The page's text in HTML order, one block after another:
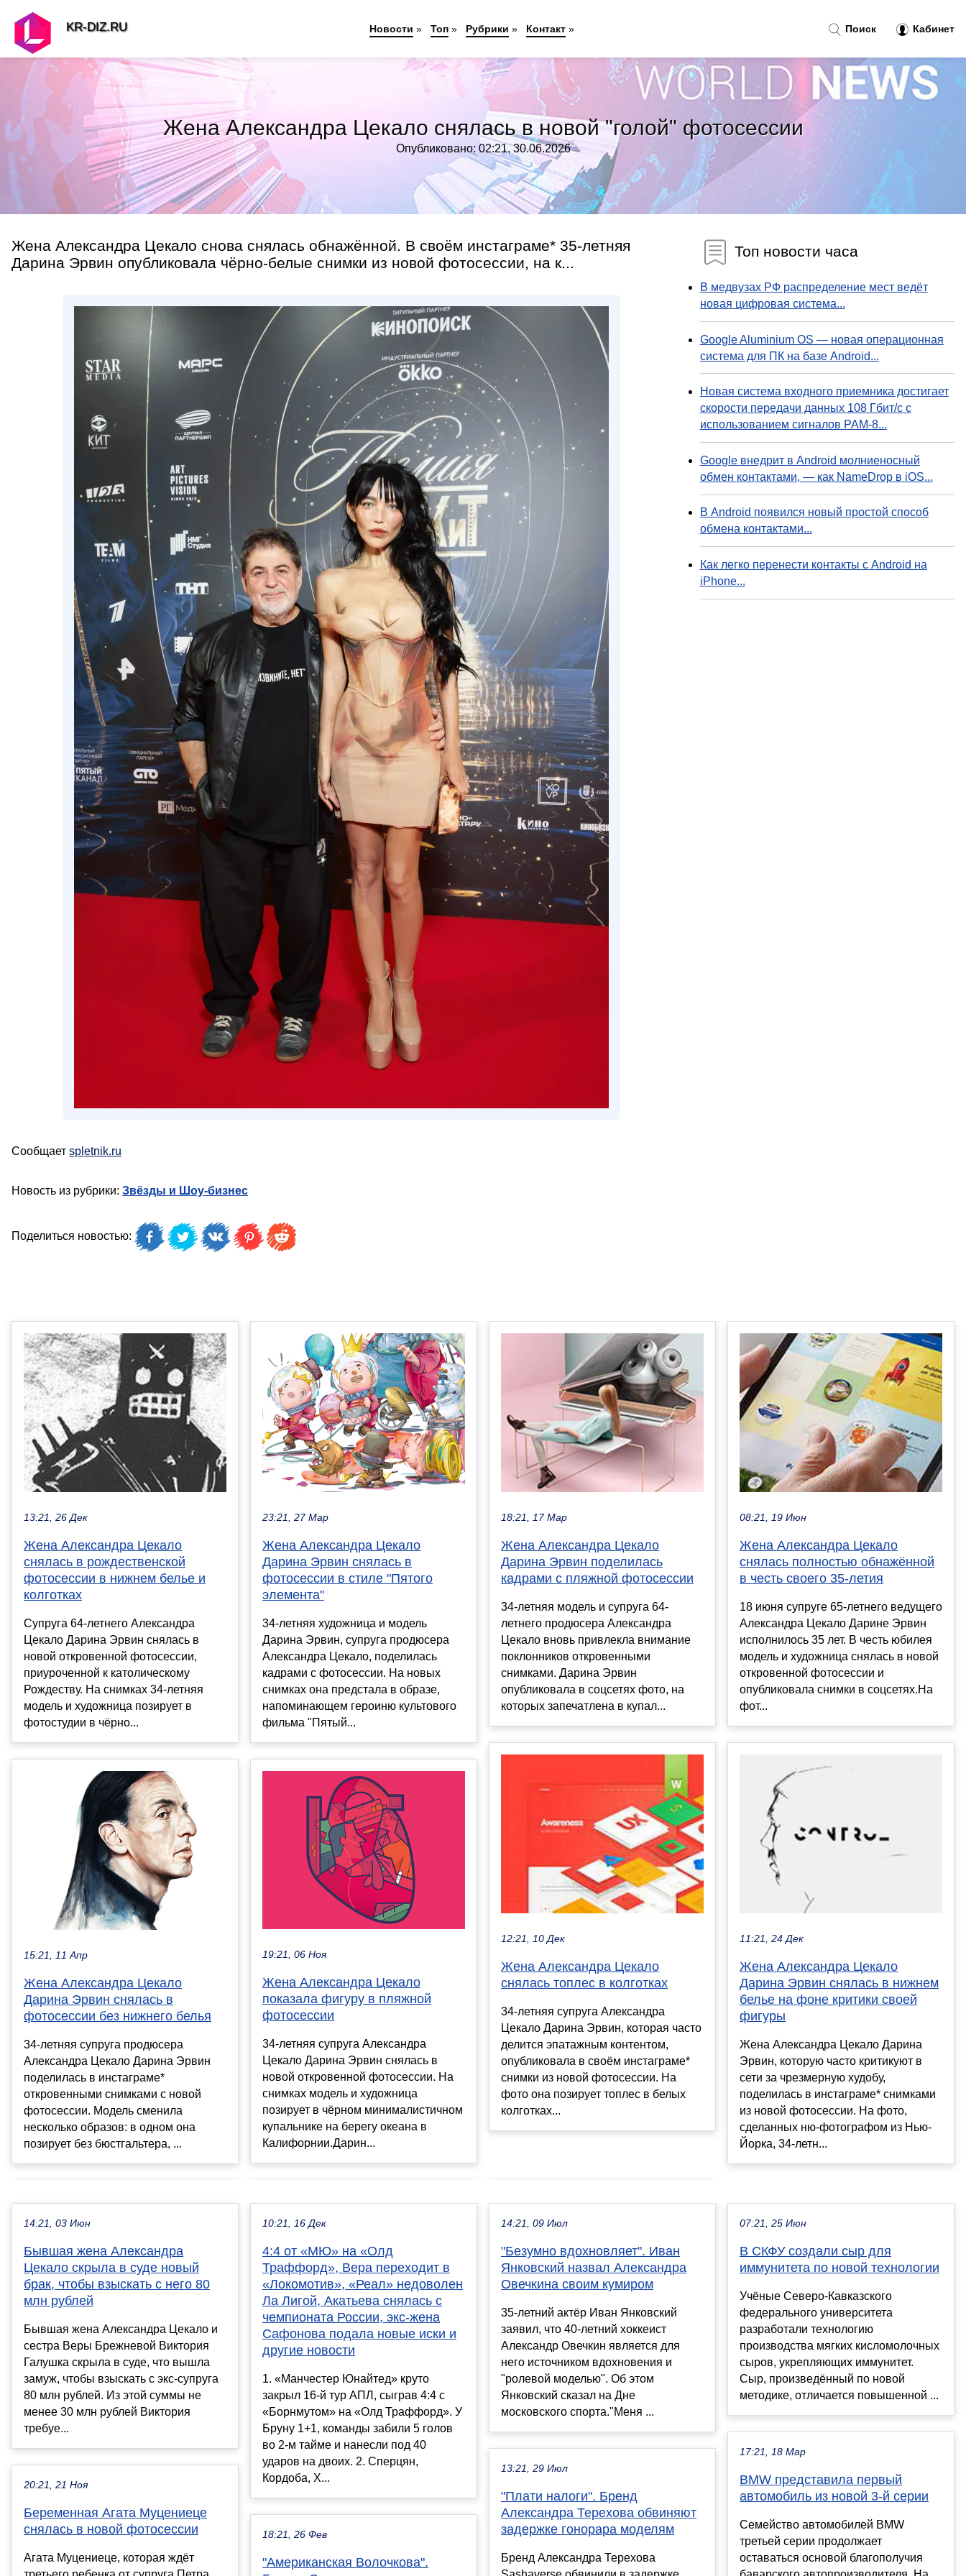
Жена Александра Цекало снялась в новой "голой" фотосессии
Опубликовано: 02:21, 30.06.2026
Жена Александра Цекало снова снялась обнажённой. В своём инстаграме* 35-летняя
Дарина Эрвин опубликовала чёрно-белые снимки из новой фотосессии, на к...
Сообщает spletnik.ru
Новость из рубрики: Звёзды и Шоу-бизнес
Поделиться новостью:
Топ новости часа
В медвузах РФ распределение мест ведёт
новая цифровая система...
Google Aluminium OS — новая операционная
система для ПК на базе Android...
Новая система входного приемника достигает
скорости передачи данных 108 Гбит/с с
использованием сигналов PAM-8...
Google внедрит в Android молниеносный
обмен контактами, — как NameDrop в iOS...
В Android появился новый простой способ
обмена контактами...
Как легко перенести контакты с Android на
iPhone...
13:21, 26 Дек
Жена Александра Цекало
снялась в рождественской
фотосессии в нижнем белье и
колготках
Супруга 64-летнего Александра
Цекало Дарина Эрвин снялась в
новой откровенной фотосессии,
приуроченной к католическому
Рождеству. На снимках 34-летняя
модель и художница позирует в
фотостудии в чёрно...
15:21, 11 Апр
Жена Александра Цекало
Дарина Эрвин снялась в
фотосессии без нижнего белья
34-летняя супруга продюсера
Александра Цекало Дарина Эрвин
поделилась в инстаграме*
откровенными снимками с новой
фотосессии. Модель сменила
несколько образов: в одном она
позирует без бюстгальтера, ...
23:21, 27 Мар
Жена Александра Цекало
Дарина Эрвин снялась в
фотосессии в стиле "Пятого
элемента"
34-летняя художница и модель
Дарина Эрвин, супруга продюсера
Александра Цекало, поделилась
кадрами с фотосессии. На новых
снимках она предстала в образе,
напоминающем героиню культового
фильма "Пятый...
19:21, 06 Ноя
Жена Александра Цекало
показала фигуру в пляжной
фотосессии
34-летняя супруга Александра
Цекало Дарина Эрвин снялась в
новой откровенной фотосессии. На
снимках модель и художница
позирует в чёрном минималистичном
купальнике на берегу океана в
Калифорнии.Дарин...
18:21, 17 Мар
Жена Александра Цекало
Дарина Эрвин поделилась
кадрами с пляжной фотосессии
34-летняя модель и супруга 64-
летнего продюсера Александра
Цекало вновь привлекла внимание
поклонников откровенными
снимками. Дарина Эрвин
опубликовала в соцсетях фото, на
которых запечатлена в купал...
12:21, 10 Дек
Жена Александра Цекало
снялась топлес в колготках
34-летняя супруга Александра
Цекало Дарина Эрвин, которая часто
делится эпатажным контентом,
опубликовала в своём инстаграме*
снимки из новой фотосессии. На
фото она позирует топлес в белых
колготках...
08:21, 19 Июн
Жена Александра Цекало
снялась полностью обнажённой
в честь своего 35-летия
18 июня супруге 65-летнего ведущего
Александра Цекало Дарине Эрвин
исполнилось 35 лет. В честь юбилея
модель и художница снялась в новой
откровенной фотосессии и
опубликовала снимки в соцсетях.На
фот...
11:21, 24 Дек
Жена Александра Цекало
Дарина Эрвин снялась в нижнем
белье на фоне критики своей
фигуры
Жена Александра Цекало Дарина
Эрвин, которую часто критикуют в
сети за чрезмерную худобу,
поделилась в инстаграме* снимками
из новой фотосессии. На фото,
сделанных ню-фотографом из Нью-
Йорка, 34-летн...
14:21, 03 Июн
Бывшая жена Александра
Цекало скрыла в суде новый
брак, чтобы взыскать с него 80
млн рублей
Бывшая жена Александра Цекало и
сестра Веры Брежневой Виктория
Галушка скрыла в суде, что вышла
замуж, чтобы взыскать с экс-супруга
80 млн рублей. Из этой суммы не
менее 30 млн рублей Виктория
требуе...
20:21, 21 Ноя
Беременная Агата Муцениеце
снялась в новой фотосессии
Агата Муцениеце, которая ждёт
10:21, 16 Дек
4:4 от «МЮ» на «Олд
Траффорд», Вера переходит в
«Локомотив», «Реал» недоволен
Ла Лигой, Акатьева снялась с
чемпионата России, экс-жена
Сафонова подала новые иски и
другие новости
1. «Манчестер Юнайтед» круто
закрыл 16-й тур АПЛ, сыграв 4:4 с
«Борнмутом» на «Олд Траффорд». У
Бруну 1+1, команды забили 5 голов
во 2-м тайме и нанесли под 40
ударов на двоих. 2. Сперцян,
Кордоба, Х...
18:21, 26 Фев
"Американская Волочкова".
14:21, 09 Июл
"Безумно вдохновляет". Иван
Янковский назвал Александра
Овечкина своим кумиром
35-летний актёр Иван Янковский
заявил, что 40-летний хоккеист
Александр Овечкин является для
него источником вдохновения и
"ролевой моделью". Об этом
Янковский сказал на Дне
московского спорта."Меня ...
13:21, 29 Июл
"Плати налоги". Бренд
Александра Терехова обвиняют
задержке гонорара моделям
Бренд Александра Терехова
07:21, 25 Июн
В СКФУ создали сыр для
иммунитета по новой технологии
Учёные Северо-Кавказского
федерального университета
разработали технологию
производства мягких кисломолочных
сыров, укрепляющих иммунитет.
Сыр, произведённый по новой
методике, отличается повышенной ...
17:21, 18 Мар
BMW представила первый
автомобиль из новой 3-й серии
Семейство автомобилей BMW
третьей серии продолжает
оставаться основой благополучия
Поиск Кабинет
KR-DIZ.RU Новости » Топ » Рубрики » Контакт »